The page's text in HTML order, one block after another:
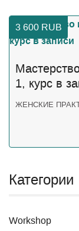
Категории
Workshop
3 600 RUB
1, курс в
ЖЕНСКИЕ